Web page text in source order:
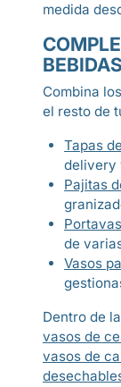
medida
BEBIDAS
Combina
el resto de
Tapas
delivery
Pajitas
de
Vasos
Dentro de
vasos de
vasos de